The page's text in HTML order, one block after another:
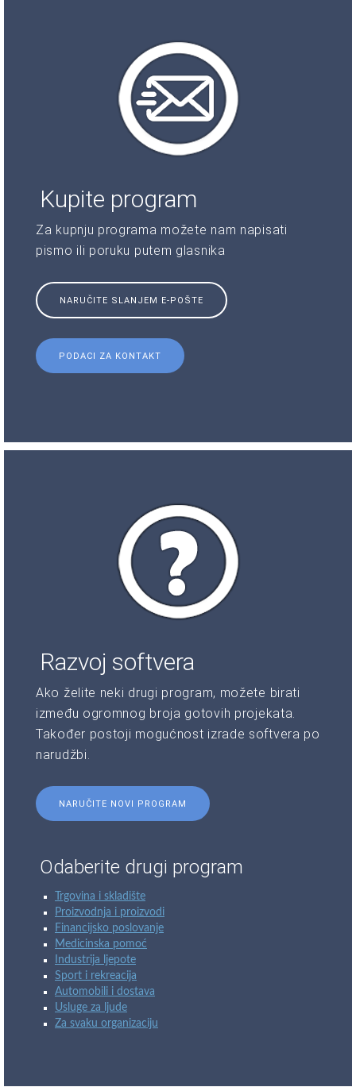
Kupite program
Za kupnju programa možete nam napisati
pismo ili poruku putem glasnika
NARUČITE SLANJEM E-POŠTE
PODACI ZA KONTAKT
Razvoj softvera
Ako želite neki drugi program, možete birati
između ogromnog broja gotovih projekata.
Također postoji mogućnost izrade softvera po
narudžbi.
NARUČITE NOVI PROGRAM
Odaberite drugi program
Trgovina i skladište
Proizvodnja i proizvodi
Financijsko poslovanje
Medicinska pomoć
Industrija ljepote
Sport i rekreacija
Automobili i dostava
Usluge za ljude
Za svaku organizaciju